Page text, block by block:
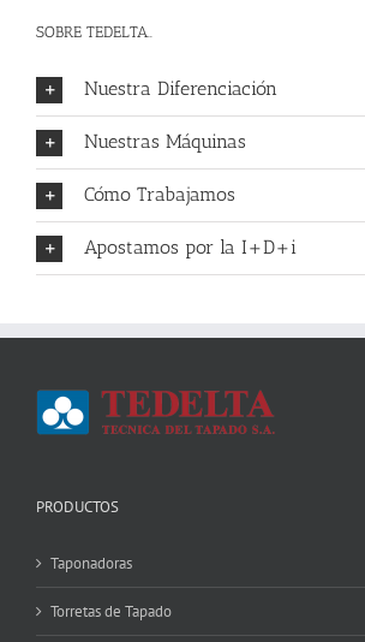
SOBRE TEDELTA..
Nuestra Diferenciación
Nuestras Máquinas
Cómo Trabajamos
Apostamos por la I+D+i
PRODUCTOS
Taponadoras
Torretas de Tapado